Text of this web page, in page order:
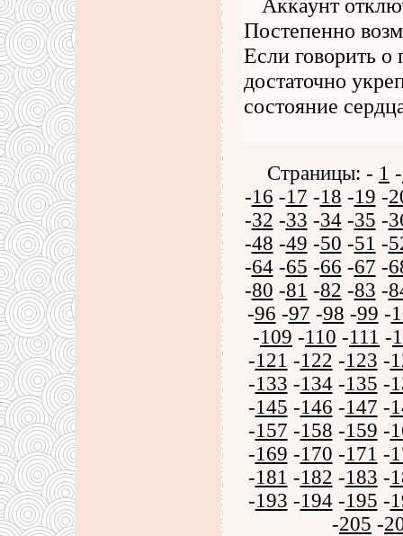
Аккаунт
Постепенно
Если говорить
достаточно
состояние
Страницы: - 1 -
-16 -17 -18 -19 -
-32 -33 -34-35 -
-48 -49 -50 -51 -
-64-65 -66 -67 -
-80 -81 -82 -83 -
-96 -97 -98 -99 -
-109 -110 -111 -
-121 -122 -123 -
-133 -134-135 -
-145 -146 -147 -
-157 -158 -159 -
-169 -170 -171 -
-181 -182 -183 -
-193 -194-195 -
-205 -